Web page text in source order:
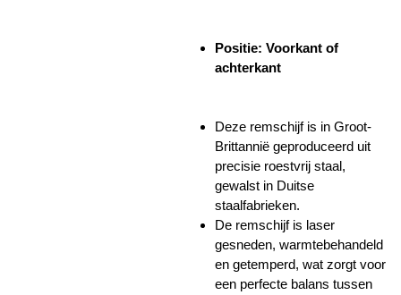
Positie: Voorkant of
achterkant
Deze remschijf is in Groot-
Brittannië geproduceerd uit
precisie roestvrij staal,
gewalst in Duitse
staalfabrieken.
De remschijf is laser
gesneden, warmtebehandeld
en getemperd, wat zorgt voor
een perfecte balans tussen